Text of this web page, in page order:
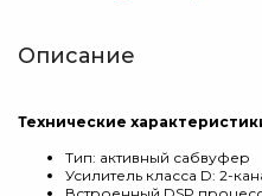
Описание
Технические
Тип: активный сабвуфер
Усилитель класса D: 2-